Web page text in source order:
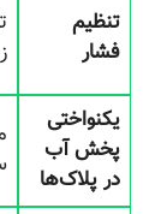
تنظیم
فشار
یکنواختی
پخش آب
در پلاک‌ها